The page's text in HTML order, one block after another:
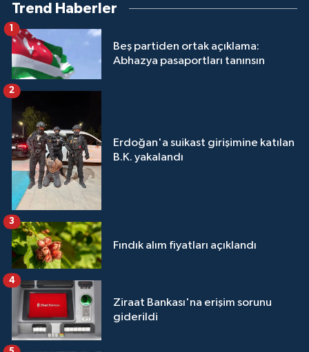
Trend Haberler
Beş partiden ortak açıklama:
Abhazya pasaportları tanınsın
1
Erdoğan'a suikast girişimine katılan
B.K. yakalandı
2
Fındık alım fiyatları açıklandı
3
Ziraat Bankası'na erişim sorunu
giderildi
4